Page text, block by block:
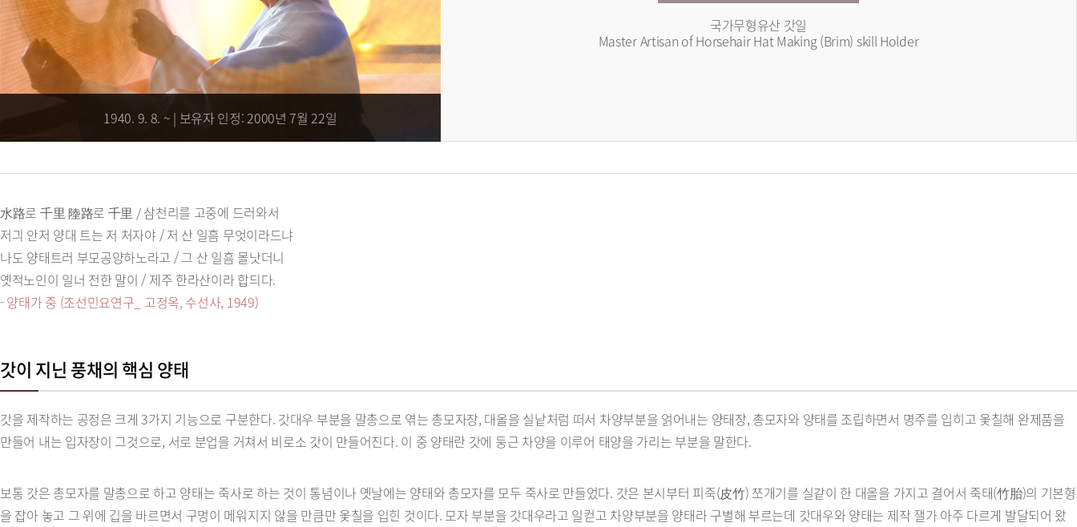
1940. 9. 8. ~ | 보유자 인정: 2000년 7월 22일
국가무형유산 갓일
Master Artisan of Horsehair Hat Making (Brim) skill Holder
水路로 千里 陸路로 千里 / 삼천리를 고중에 드러와서
저긔 안저 양대 트는 저 처자야 / 저 산 일흠 무엇이라드냐
나도 양태트러 부모공양하노라고 / 그 산 일흠 몰낫더니
옛적노인이 일너 전한 말이 / 제주 한라산이라 합듸다.
- 양태가 중 (조선민요연구_ 고정옥, 수선사, 1949)
갓이 지닌 풍채의 핵심 양태
갓을 제작하는 공정은 크게 3가지 기능으로 구분한다. 갓대우 부분을 말총으로 엮는 총모자장, 대올을 실낱처럼 떠서 차양부분을 얽어내는 양태장, 총모자와 양태를 조립하면서 명주를 입히고 옻칠해 완제품을
만들어 내는 입자장이 그것으로, 서로 분업을 거쳐서 비로소 갓이 만들어진다. 이 중 양태란 갓에 둥근 차양을 이루어 태양을 가리는 부분을 말한다.
보통 갓은 총모자를 말총으로 하고 양태는 죽사로 하는 것이 통념이나 옛날에는 양태와 총모자를 모두 죽사로 만들었다. 갓은 본시부터 피죽(皮竹) 쪼개기를 실같이 한 대올을 가지고 결어서 죽태(竹胎)의 기본형
을 잡아 놓고 그 위에 깁을 바르면서 구멍이 메워지지 않을 만큼만 옻칠을 입힌 것이다. 모자 부분을 갓대우라고 일컫고 차양부분을 양태라 구별해 부르는데 갓대우와 양태는 제작 잴가 아주 다르게 발달되어 왔